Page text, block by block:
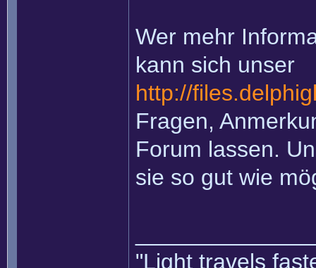
Wer mehr
kann sich unser
http://
Fragen,
Forum lassen.
sie so gut wie
"Light travels